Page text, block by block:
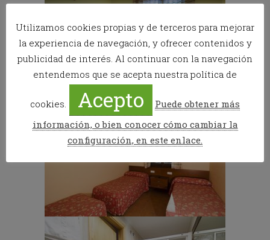
Utilizamos cookies propias y de terceros para mejorar
la experiencia de navegación, y ofrecer contenidos y
publicidad de interés. Al continuar con la navegación
entendemos que se acepta nuestra política de
cookies. Acepto
Puede obtener más
información, o bien conocer cómo cambiar la
configuración, en este enlace.